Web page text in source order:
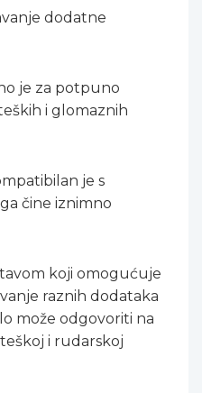
dodatne
je za potpuno
i glomaznih
je s
čine iznimno
koji omogućuje
raznih dodataka
može odgovoriti na
i rudarskoj